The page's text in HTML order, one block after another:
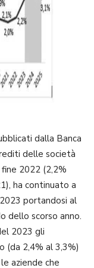
dalla Banca
delle società
2022 (2,2%
ha continuato a
portandosi al
dello scorso anno.
2023 gli
(da 2,4% al 3,3%)
aziende che